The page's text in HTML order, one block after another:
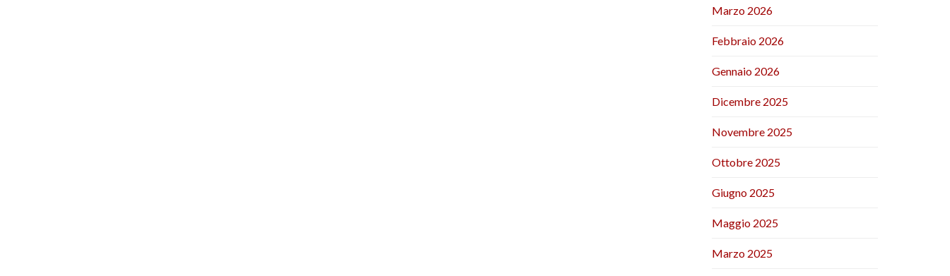
Marzo 2026
Febbraio 2026
Gennaio 2026
Dicembre 2025
Novembre 2025
Ottobre 2025
Giugno 2025
Maggio 2025
Marzo 2025